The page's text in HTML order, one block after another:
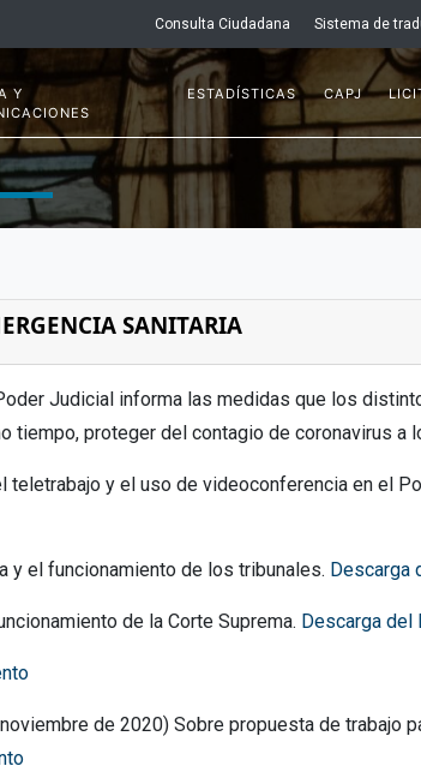
Consulta Ciudadana Sistema de
Y
ESTADÍSTICAS CAPJ
SANITARIA
Judicial informa las medidas que los
tiempo, proteger del contagio de coronavirus a
teletrabajo y el uso de videoconferencia en el
y el funcionamiento de los tribunales. Descarga
de la Corte Suprema. Descarga del
de 2020) Sobre propuesta de trabajo